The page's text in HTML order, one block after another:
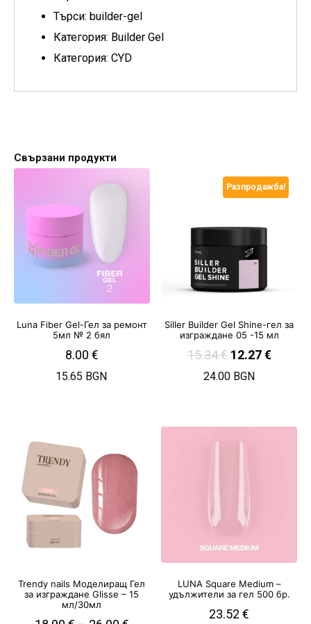
Търси: builder-gel
Категория: Builder Gel
Категория: CYD
Свързани продукти
Luna Fiber Gel-Гел за ремонт
5мл № 2 бял
8.00 €
15.65 BGN
Разпродажба!
Siller Builder Gel Shine-гел за
изграждане 05 -15 мл
15.34€ 12.27€
24.00 BGN
Trendy nails Моделиращ Гел
за изграждане Glisse – 15
мл/30мл
LUNA Square Medium –
удължители за гел 500 бр.
23.52€